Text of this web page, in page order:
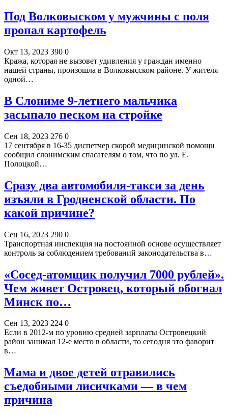
Под Волковыском у мужчины с поля
пропал картофель
Окт 13, 2023 390 0
Кража, которая не вызовет удивления у граждан именно
нашей страны, произошла в Волковысском районе. У жителя
одной…
В Слониме 9-летнего мальчика
засыпало песком на стройке
Сен 18, 2023 276 0
17 сентября в 16-35 диспетчер скорой медицинской помощи
сообщил слонимским спасателям о том, что по ул. Е.
Полоцкой…
Сразу два автомобиля-такси за день
изъяли в Гродненской области. По
какой причине?
Сен 16, 2023 290 0
Транспортная инспекция на постоянной основе осуществляет
контроль за соблюдением требований законодательства в…
«Сосед-атомщик получил 7000 рублей».
Чем живет Островец, который обогнал
Минск по…
Сен 13, 2023 224 0
Если в 2012-м по уровню средней зарплаты Островецкий
район занимал 12-е место в области, то сегодня это фаворит
в…
Мама и двое детей отравились
съедобными лисичками — в чем
причина